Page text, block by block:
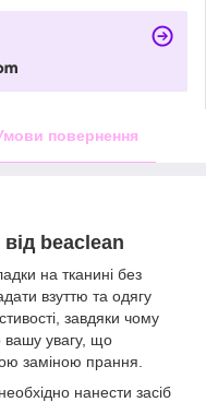
повернення
beaclean
на тканині без
взуттю та одягу
завдяки чому
вашу увагу, що
заміною прання.
нанести засіб